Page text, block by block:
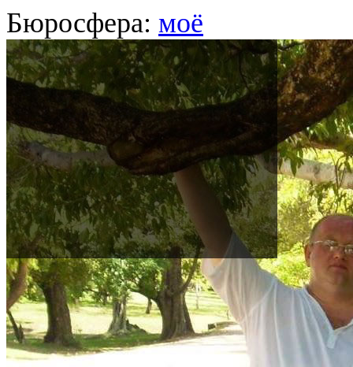
Бюросфера: моё
Игорь Субботин
Автор, маркетолог, Ижевск
О себе
Советы
Подборки
Дизайн-собака
Сертификат Школы
Пишу и редактирую тексты
страниц, рассылок,